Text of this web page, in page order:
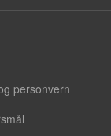
personvern